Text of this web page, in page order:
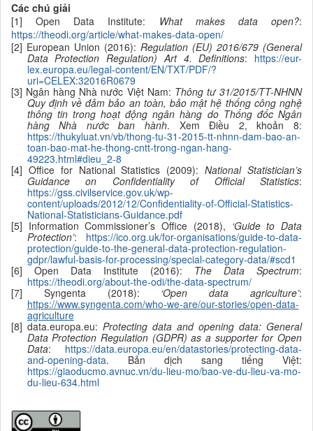
Các chú giải
[1] Open Data Institute: What makes data open?:
https://theodi.org/article/what-makes-data-open/
[2] European Union (2016): Regulation (EU) 2016/679 (General
Data Protection Regulation) Art 4. Definitions: https://eur-
lex.europa.eu/legal-content/EN/TXT/PDF/?
uri=CELEX:32016R0679
[3] Ngân hàng Nhà nước Việt Nam: Thông tư 31/2015/TT-NHNN
Quy định về đảm bảo an toàn, bảo mật hệ thống công nghệ
thông tin trong hoạt động ngân hàng do Thống đốc Ngân
hàng Nhà nước ban hành. Xem Điều 2, khoản 8:
https://thukyluat.vn/vb/thong-tu-31-2015-tt-nhnn-dam-bao-an-
toan-bao-mat-he-thong-cntt-trong-ngan-hang-
49223.html#dieu_2-8
[4] Office for National Statistics (2009):National Statistician’s
Guidance on Confidentiality of Official Statistics:
https://gss.civilservice.gov.uk/wp-
content/uploads/2012/12/Confidentiality-of-Official-Statistics-
National-Statisticians-Guidance.pdf
[5] Information Commissioner’s Office (2018), ‘Guide to Data
Protection’: https://ico.org.uk/for-organisations/guide-to-data-
protection/guide-to-the-general-data-protection-regulation-
gdpr/lawful-basis-for-processing/special-category-data/#scd1
[6] Open Data Institute (2016): The Data Spectrum:
https://theodi.org/about-the-odi/the-data-spectrum/
[7] Syngenta (2018): ‘Open data agriculture’:
https://www.syngenta.com/who-we-are/our-stories/open-data-
agriculture
[8] data.europa.eu: Protecting data and opening data: General
Data Protection Regulation (GDPR) as a supporter for Open
Data: https://data.europa.eu/en/datastories/protecting-data-
and-opening-data. Bản dịch sang tiếng Việt:
https://giaoducmo.avnuc.vn/du-lieu-mo/bao-ve-du-lieu-va-mo-
du-lieu-634.html